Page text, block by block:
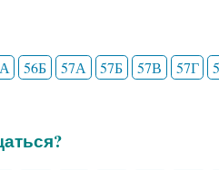
56Б 57А 57Б 57В 57Г